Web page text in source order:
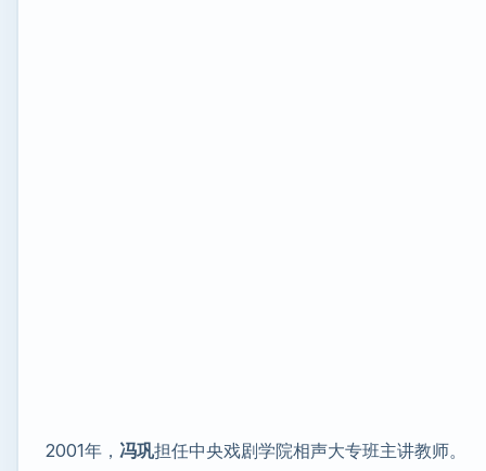
2001年， 冯巩担任中央戏剧学院相声大专班主讲教师。